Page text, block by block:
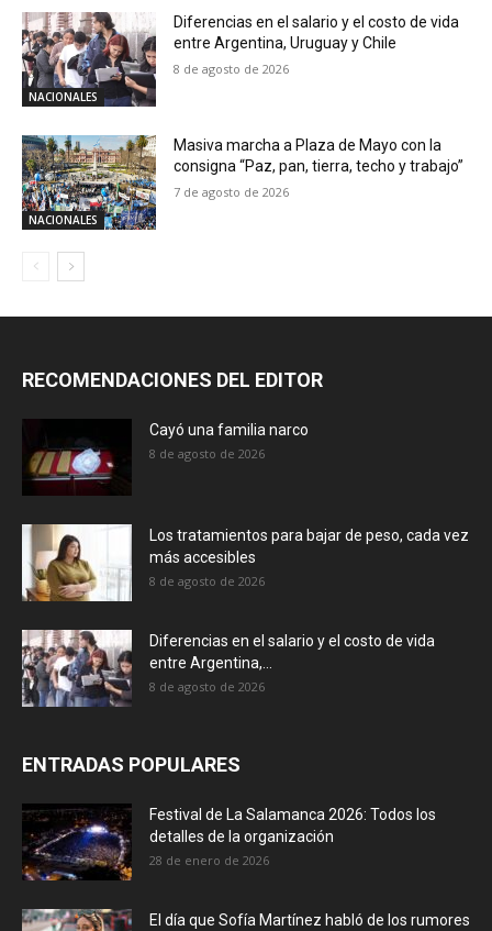
NACIONALES
Diferencias en el salario y el costo de vida
entre Argentina, Uruguay y Chile
8 de agosto de 2026
NACIONALES
Masiva marcha a Plaza de Mayo con la
consigna “Paz, pan, tierra, techo y trabajo”
7 de agosto de 2026
RECOMENDACIONES DEL EDITOR
Cayó una familia narco
8 de agosto de 2026
Los tratamientos para bajar de peso, cada vez
más accesibles
8 de agosto de 2026
Diferencias en el salario y el costo de vida
entre Argentina,...
8 de agosto de 2026
ENTRADAS POPULARES
Festival de La Salamanca 2026: Todos los
detalles de la organización
28 de enero de 2026
El día que Sofía Martínez habló de los rumores